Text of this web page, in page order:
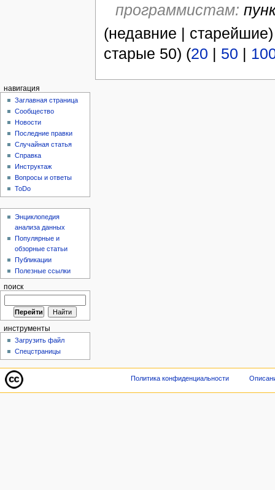
программистам:
(недавние |
старые 50) (20 | 50 |
навигация
Заглавная страница
Сообщество
Новости
Последние правки
Случайная статья
Справка
Инструктаж
Вопросы и ответы
ToDo
Энциклопедия
анализа данных
Популярные и
обзорные статьи
Публикации
Полезные ссылки
поиск
инструменты
Загрузить файл
Спецстраницы
Политика конфиденциальности